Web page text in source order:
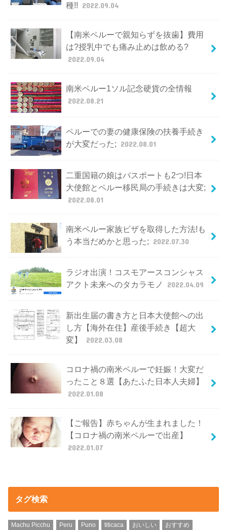
種!! 2022.09.04
【南米ペルーで親知らずを抜歯】費用
は?授乳中でも痛み止めは飲める?
2022.09.04
南米ペルー1ソル記念硬貨の全情報
2022.08.21
ペルーでの妻の健康保険の扶養手続き
が大変だった; 2022.08.01
二重国籍の娘はパスポートも2つ!日本
大使館とペルー移民局の手続きは大変;
2022.08.01
南米ペルー家族ビザを取得した方法!も
う本当だめかと思った; 2022.07.30
ラジオ出演！コスモアースコンシャス
アクト未来へのタカラモノ
2022.04.09
新出生届の書き方と日本大使館への出
し方【海外在住】産後手続き【超大
変】
2022.03.08
コロナ禍の南米ペルーで妊娠！大変だ
ったこと８選【あたふた日本人夫婦】
2022.01.08
【ご報告】赤ちゃんが生まれました！
【コロナ禍の南米ペルーで出産】
2022.01.07
タグ検索
Machu Picchu Peru Puno titicaca おいしい おすすめ